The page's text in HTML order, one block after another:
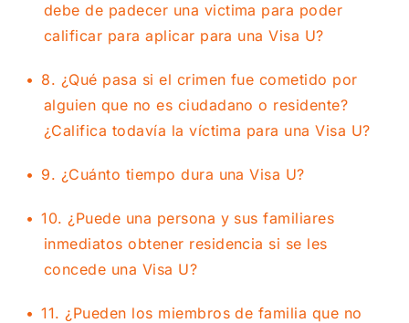
debe de padecer una victima para poder
calificar para aplicar para una Visa U?
8. ¿Qué pasa si el crimen fue cometido por
alguien que no es ciudadano o residente?
¿Califica todavía la víctima para una Visa U?
9. ¿Cuánto tiempo dura una Visa U?
10. ¿Puede una persona y sus familiares
inmediatos obtener residencia si se les
concede una Visa U?
11. ¿Pueden los miembros de familia que no